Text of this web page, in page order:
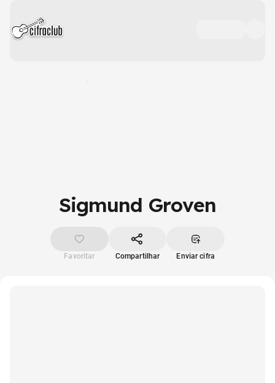
Sigmund Groven
Favoritar Compartilhar Enviar cifra